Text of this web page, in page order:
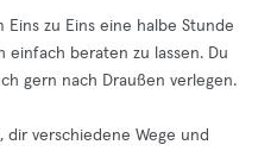
Eins zu Eins eine halbe Stunde
einfach beraten zu lassen. Du
gern nach Draußen verlegen.
dir verschiedene Wege und